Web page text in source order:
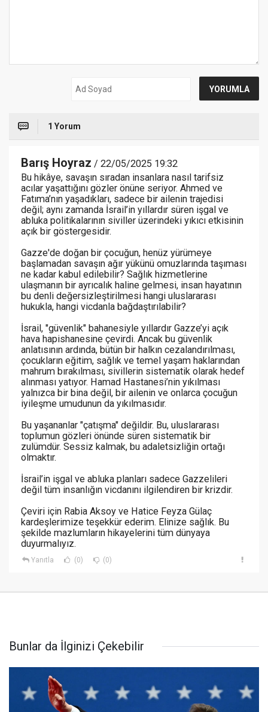
1 Yorum
Barış Hoyraz / 22/05/2025 19:32
Bu hikâye, savaşın sıradan insanlara nasıl tarifsiz
acılar yaşattığını gözler önüne seriyor. Ahmed ve
Fatıma’nın yaşadıkları, sadece bir ailenin trajedisi
değil; aynı zamanda İsrail’in yıllardır süren işgal ve
abluka politikalarının siviller üzerindeki yıkıcı etkisinin
açık bir göstergesidir.
Gazze'de doğan bir çocuğun, henüz yürümeye
başlamadan savaşın ağır yükünü omuzlarında taşıması
ne kadar kabul edilebilir? Sağlık hizmetlerine
ulaşmanın bir ayrıcalık haline gelmesi, insan hayatının
bu denli değersizleştirilmesi hangi uluslararası
hukukla, hangi vicdanla bağdaştırılabilir?
İsrail, "güvenlik" bahanesiyle yıllardır Gazze’yi açık
hava hapishanesine çevirdi. Ancak bu güvenlik
anlatısının ardında, bütün bir halkın cezalandırılması,
çocukların eğitim, sağlık ve temel yaşam haklarından
mahrum bırakılması, sivillerin sistematik olarak hedef
alınması yatıyor. Hamad Hastanesi’nin yıkılması
yalnızca bir bina değil, bir ailenin ve onlarca çocuğun
iyileşme umudunun da yıkılmasıdır.
Bu yaşananlar "çatışma" değildir. Bu, uluslararası
toplumun gözleri önünde süren sistematik bir
zulümdür. Sessiz kalmak, bu adaletsizliğin ortağı
olmaktır.
İsrail’in işgal ve abluka planları sadece Gazzelileri
değil tüm insanlığın vicdanını ilgilendiren bir krizdir.
Çeviri için Rabia Aksoy ve Hatice Feyza Gülaç
kardeşlerimize teşekkür ederim. Elinize sağlık. Bu
şekilde mazlumların hikayelerini tüm dünyaya
duyurmalıyız.
Yanıtla (0) (0)
Bunlar da İlginizi Çekebilir